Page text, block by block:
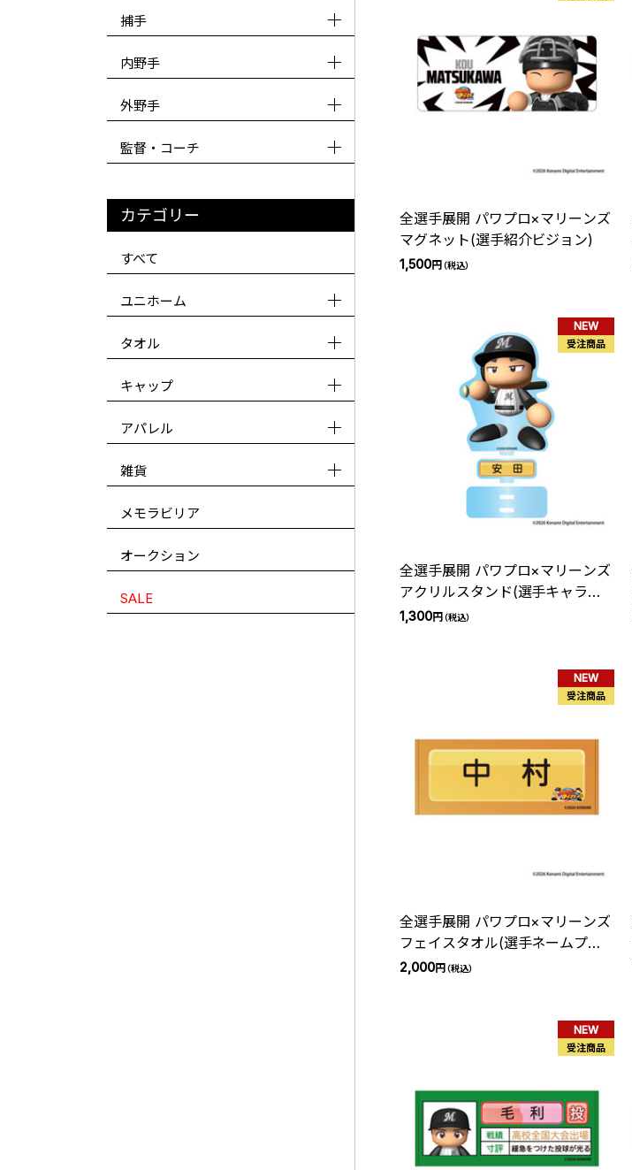
捕手
内野手
外野手
監督・コーチ
カテゴリー
すべて
ユニホーム
タオル
キャップ
アパレル
雑貨
メモラビリア
オークション
SALE
全選手展開 パワプロ×マリーンズ
マグネット(選手紹介ビジョン)
1,500円（税込）
NEW
受注商品
全選手展開 パワプロ×マリーンズ
アクリルスタンド(選手キャラク
ター)
1,300円（税込）
NEW
受注商品
全選手展開 パワプロ×マリーンズ
フェイスタオル(選手ネームプレ
ート)
2,000円（税込）
NEW
受注商品